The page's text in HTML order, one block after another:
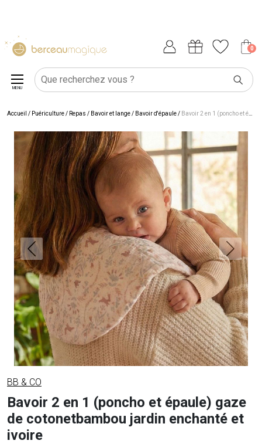
0
MENU
Accueil / Puériculture/ Repas / Bavoir et lange/ Bavoir d'épaule/ Bavoir 2 en 1 (poncho et épaule) gaze de cotonetbambou jardin enchanté et ivoire
BB & CO
Bavoir 2 en 1 (poncho et épaule) gaze
de cotonetbambou jardin enchanté et
ivoire